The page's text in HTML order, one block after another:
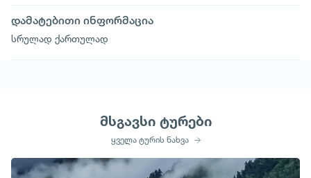
დამატებითი ინფორმაცია
სრულად ქართულად
მსგავსი ტურები
ყველა ტურის ნახვა